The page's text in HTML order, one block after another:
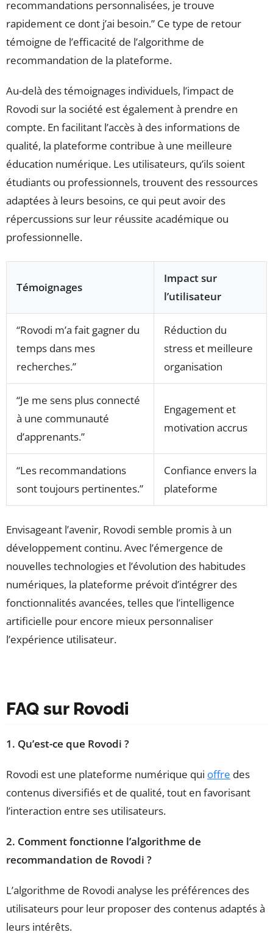
recommandations personnalisées, je trouve
rapidement ce dont j’ai besoin.” Ce type de retour
témoigne de l’efficacité de l’algorithme de
recommandation de la plateforme.
Au-delà des témoignages individuels, l’impact de
Rovodi sur la société est également à prendre en
compte. En facilitant l’accès à des informations de
qualité, la plateforme contribue à une meilleure
éducation numérique. Les utilisateurs, qu’ils soient
étudiants ou professionnels, trouvent des ressources
adaptées à leurs besoins, ce qui peut avoir des
répercussions sur leur réussite académique ou
professionnelle.
Témoignages
Impact sur
l’utilisateur
“Rovodi m’a fait gagner du
temps dans mes
recherches.”
Réduction du
stress et meilleure
organisation
“Je me sens plus connecté
à une communauté
d’apprenants.”
Engagement et
motivation accrus
“Les recommandations
sont toujours pertinentes.”
Confiance envers la
plateforme
Envisageant l’avenir, Rovodi semble promis à un
développement continu. Avec l’émergence de
nouvelles technologies et l’évolution des habitudes
numériques, la plateforme prévoit d’intégrer des
fonctionnalités avancées, telles que l’intelligence
artificielle pour encore mieux personnaliser
l’expérience utilisateur.
FAQ sur Rovodi
1. Qu’est-ce que Rovodi ?
Rovodi est une plateforme numérique qui offre des
contenus diversifiés et de qualité, tout en favorisant
l’interaction entre ses utilisateurs.
2. Comment fonctionne l’algorithme de
recommandation de Rovodi ?
L’algorithme de Rovodi analyse les préférences des
utilisateurs pour leur proposer des contenus adaptés à
leurs intérêts.